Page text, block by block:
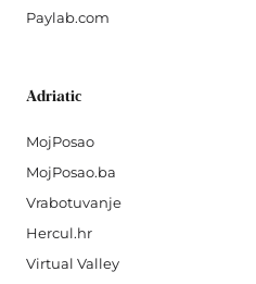
Paylab.com
Adriatic
MojPosao
MojPosao.ba
Vrabotuvanje
Hercul.hr
Virtual Valley